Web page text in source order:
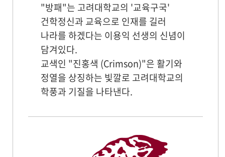
"방패"는 고려대학교의 '교육구국'
건학정신과 교육으로 인재를 길러
나라를 하겠다는 이용익 선생의 신념이
담겨있다.
교색인 "진홍색 (Crimson)"은 활기와
정열을 상징하는 빛깔로 고려대학교의
학풍과 기질을 나타낸다.